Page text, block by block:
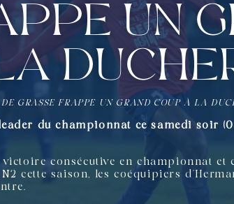
un
GRASSE FRAPPE UN GRAND COUP À LA
du championnat ce samedi soir
consécutive en championnat et
cette saison, les coéquipiers